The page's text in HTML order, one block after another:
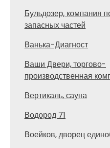
Бульдозер, компания
запасных частей
Ванька-Диагност
Ваши Двери, торгово-
производственная
Вертикаль, сауна
Водород 71
Воейков, дворец